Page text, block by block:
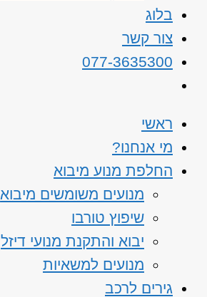
בלוג
צור קשר
077-3635300
ראשי
מי אנחנו?
החלפת מנוע מיבוא
מנועים משומשים מיבוא
שיפוץ טורבו
יבוא והתקנת מנועי דיזל
מנועים למשאיות
גירים לרכב